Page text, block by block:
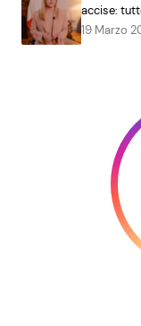
accise:
19 Marzo